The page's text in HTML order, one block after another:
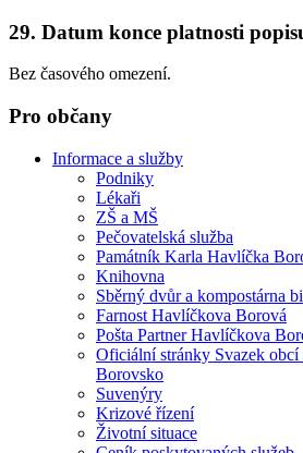
29. Datum konce platnosti
Bez časového omezení.
Pro občany
Informace a služby
Podniky
Lékaři
ZŠ a MŠ
Pečovatelská služba
Památník Karla Havlíčka
Knihovna
Sběrný dvůr a kompostárna
Farnost Havlíčkova Borová
Pošta Partner Havlíčkova
Oficiální stránky Svazek
Borovsko
Suvenýry
Krizové řízení
Životní situace